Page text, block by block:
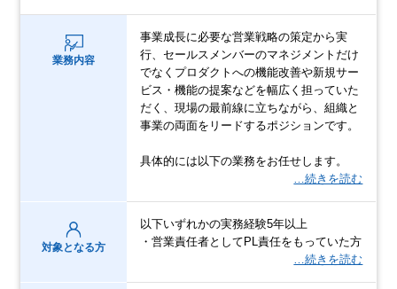
業務内容
事業成長に必要な営業戦略の策定から実
行、セールスメンバーのマネジメントだけ
でなくプロダクトへの機能改善や新規サー
ビス・機能の提案などを幅広く担っていた
だく、現場の最前線に立ちながら、組織と
事業の両面をリードするポジションです。
具体的には以下の業務をお任せします。
…続きを読む
対象となる方
以下いずれかの実務経験5年以上
・営業責任者としてPL責任をもっていた方
…続きを読む